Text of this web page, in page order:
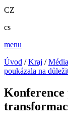
CZ
cs
menu
Úvod /Kraj /
poukázala na
Konference